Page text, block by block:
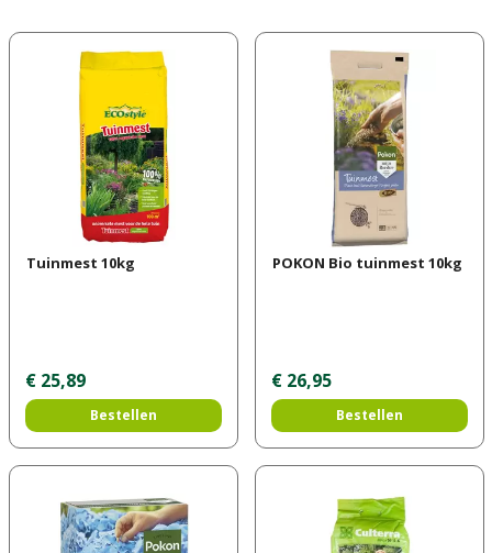
Tuinmest 10kg
€ 25,89
Bestellen
POKON Bio tuinmest 10kg
€ 26,95
Bestellen